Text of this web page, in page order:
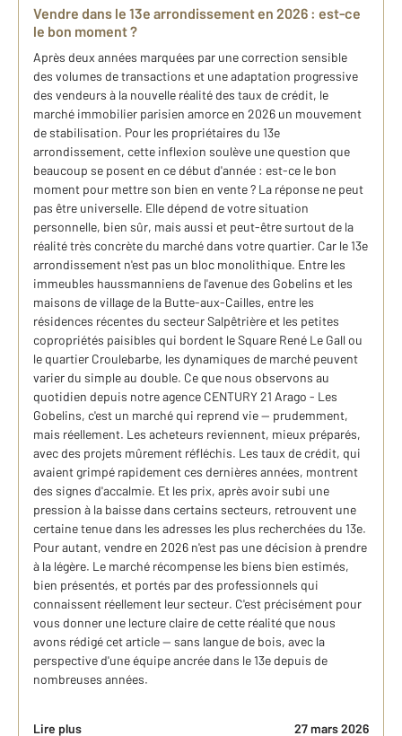
Vendre dans le 13e arrondissement en 2026 : est-ce
le bon moment ?
Après deux années marquées par une correction sensible
des volumes de transactions et une adaptation progressive
des vendeurs à la nouvelle réalité des taux de crédit, le
marché immobilier parisien amorce en 2026 un mouvement
de stabilisation. Pour les propriétaires du 13e
arrondissement, cette inflexion soulève une question que
beaucoup se posent en ce début d'année : est-ce le bon
moment pour mettre son bien en vente ? La réponse ne peut
pas être universelle. Elle dépend de votre situation
personnelle, bien sûr, mais aussi et peut-être surtout de la
réalité très concrète du marché dans votre quartier. Car le 13e
arrondissement n'est pas un bloc monolithique. Entre les
immeubles haussmanniens de l'avenue des Gobelins et les
maisons de village de la Butte-aux-Cailles, entre les
résidences récentes du secteur Salpêtrière et les petites
copropriétés paisibles qui bordent le Square René Le Gall ou
le quartier Croulebarbe, les dynamiques de marché peuvent
varier du simple au double. Ce que nous observons au
quotidien depuis notre agence CENTURY 21 Arago - Les
Gobelins, c'est un marché qui reprend vie — prudemment,
mais réellement. Les acheteurs reviennent, mieux préparés,
avec des projets mûrement réfléchis. Les taux de crédit, qui
avaient grimpé rapidement ces dernières années, montrent
des signes d'accalmie. Et les prix, après avoir subi une
pression à la baisse dans certains secteurs, retrouvent une
certaine tenue dans les adresses les plus recherchées du 13e.
Pour autant, vendre en 2026 n'est pas une décision à prendre
à la légère. Le marché récompense les biens bien estimés,
bien présentés, et portés par des professionnels qui
connaissent réellement leur secteur. C'est précisément pour
vous donner une lecture claire de cette réalité que nous
avons rédigé cet article — sans langue de bois, avec la
perspective d'une équipe ancrée dans le 13e depuis de
nombreuses années.
Lire plus 27 mars 2026